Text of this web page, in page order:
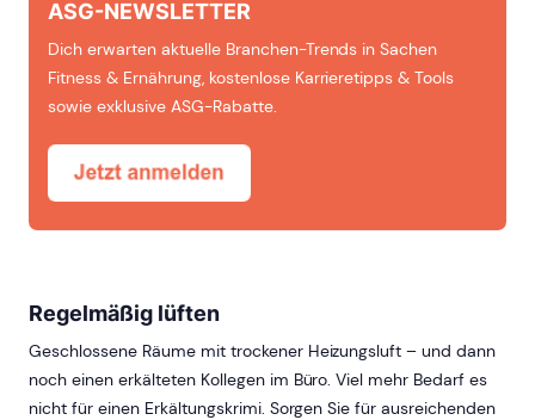
ASG-NEWSLETTER
Dich erwarten aktuelle Branchen-Trends in Sachen
Fitness & Ernährung, kostenlose Karrieretipps & Tools
sowie exklusive ASG-Rabatte.
Regelmäßig lüften
Geschlossene Räume mit trockener Heizungsluft – und dann
noch einen erkälteten Kollegen im Büro. Viel mehr Bedarf es
nicht für einen Erkältungskrimi. Sorgen Sie für ausreichenden